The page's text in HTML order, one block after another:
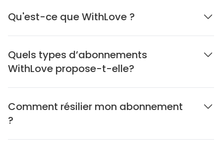
Qu'est-ce que WithLove ?
Quels types d’abonnements
WithLove propose-t-elle?
Comment résilier mon abonnement
?